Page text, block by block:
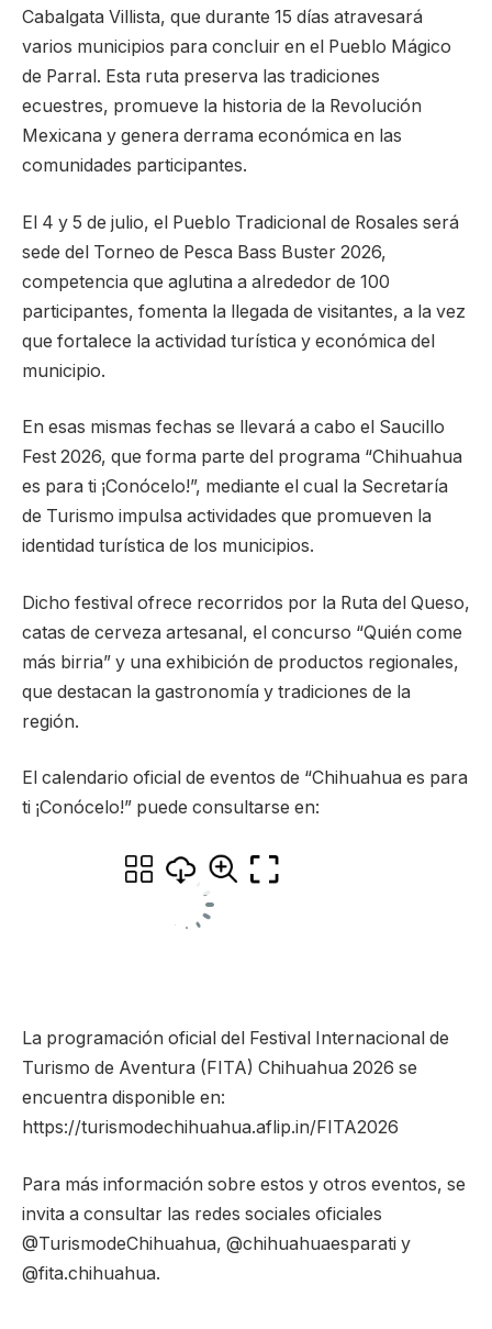
Cabalgata Villista, que durante 15 días atravesará
varios municipios para concluir en el Pueblo Mágico
de Parral. Esta ruta preserva las tradiciones
ecuestres, promueve la historia de la Revolución
Mexicana y genera derrama económica en las
comunidades participantes.
El 4 y 5 de julio, el Pueblo Tradicional de Rosales será
sede del Torneo de Pesca Bass Buster 2026,
competencia que aglutina a alrededor de 100
participantes, fomenta la llegada de visitantes, a la vez
que fortalece la actividad turística y económica del
municipio.
En esas mismas fechas se llevará a cabo el Saucillo
Fest 2026, que forma parte del programa “Chihuahua
es para ti ¡Conócelo!”, mediante el cual la Secretaría
de Turismo impulsa actividades que promueven la
identidad turística de los municipios.
Dicho festival ofrece recorridos por la Ruta del Queso,
catas de cerveza artesanal, el concurso “Quién come
más birria” y una exhibición de productos regionales,
que destacan la gastronomía y tradiciones de la
región.
El calendario oficial de eventos de “Chihuahua es para
ti ¡Conócelo!” puede consultarse en:
La programación oficial del Festival Internacional de
Turismo de Aventura (FITA) Chihuahua 2026 se
encuentra disponible en:
https://turismodechihuahua.aflip.in/FITA2026
Para más información sobre estos y otros eventos, se
invita a consultar las redes sociales oficiales
@TurismodeChihuahua, @chihuahuaesparati y
@fita.chihuahua.